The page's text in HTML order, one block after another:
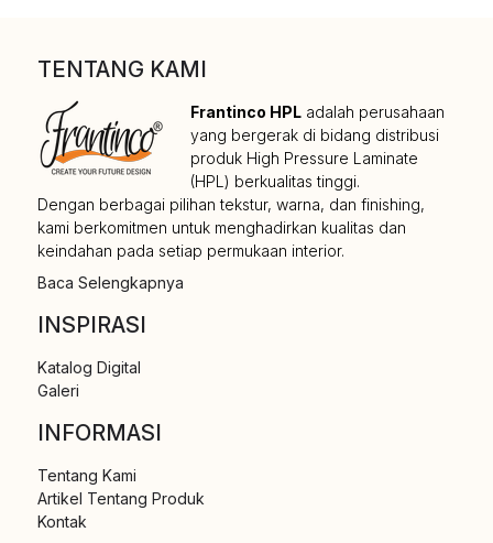
TENTANG KAMI
Frantinco HPL adalah perusahaan
yang bergerak di bidang distribusi
produk High Pressure Laminate
(HPL) berkualitas tinggi.
Dengan berbagai pilihan tekstur, warna, dan finishing,
kami berkomitmen untuk menghadirkan kualitas dan
keindahan pada setiap permukaan interior.
Baca Selengkapnya
INSPIRASI
Katalog Digital
Galeri
INFORMASI
Tentang Kami
Artikel Tentang Produk
Kontak